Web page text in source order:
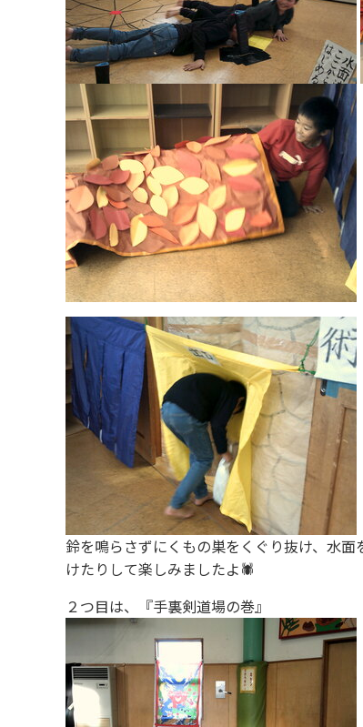
鈴を鳴らさずにくもの巣をくぐり抜け、水
けたりして楽しみましたよ🕷
２つ目は、『手裏剣道場の巻』